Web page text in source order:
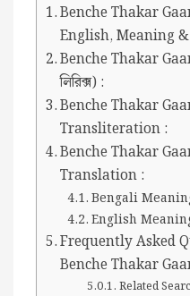
Benche Thakar
English, Meaning
Benche Thakar
লিরিক্স) :
Benche Thakar
Transliteration :
Benche Thakar
Translation :
Bengali
English
Frequently Asked
Benche Thakar
Related